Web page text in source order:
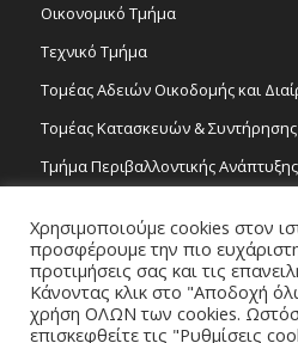
Οικονομικό Τμήμα
Τεχνικό Τμήμα
Τομέας Αδειών Οικοδομής και
Τομέας Κατασκευών & Συντήρησης
Τμήμα Περιβαλλοντικής Ανάπτυξης
Τομέας Γραμμάτων και Τεχνών
Τροχονομία
Χρησιμοποιούμε cookies στον
προσφέρουμε την πιο
προτιμήσεις σας και τις
Κάνοντας κλικ στο "Αποδοχή
χρήση ΟΛΩΝ των cookies.
επισκεφθείτε τις "Ρυθμίσεις